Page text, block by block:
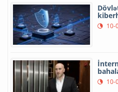
10-
10-